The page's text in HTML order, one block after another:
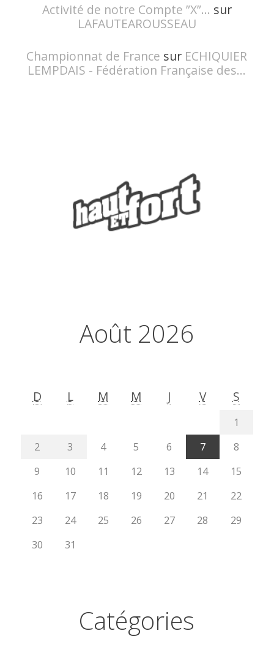
Activité de notre Compte ”X”... sur
LAFAUTEAROUSSEAU
Championnat de France sur ECHIQUIER
LEMPDAIS - Fédération Française des...
Août 2026
D L M M J V S
1
2
3 4 5 6 7
8
9
10 11 12 13 14
15
16
17 18 19 20 21
22
23
24 25 26 27 28
29
30
31
Catégories